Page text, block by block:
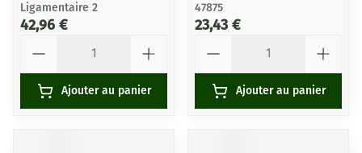
Ligamentaire 2
42,96 €
Ajouter au panier
47875
23,43 €
Ajouter au panier